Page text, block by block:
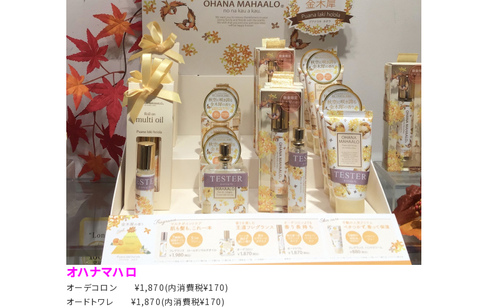
オハナマハロ
オーデコロン ¥1,870(内消費税¥170)
オードトワレ ¥1,870(内消費税¥170)